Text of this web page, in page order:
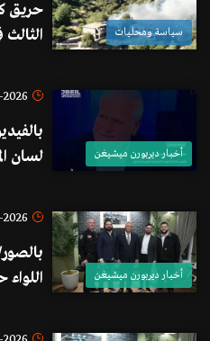
أتدخل
من
سياسة ومحليات
حريق
أخبار ديربورن ميشيغن
2026
لسان
أخبار ديربورن ميشيغن
2026